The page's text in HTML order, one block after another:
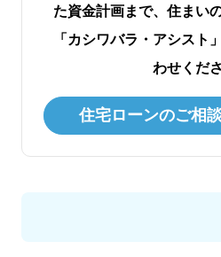
た資金計画まで、住まい
「カシワバラ・アシスト
わせくだ
住宅ローンのご相